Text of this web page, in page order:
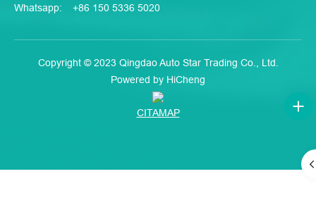
Whatsapp:
+86 150 5336 5020
Copyright © 2023 Qingdao Auto Star Trading Co., Ltd.
Powered by HiCheng
CITAMAP